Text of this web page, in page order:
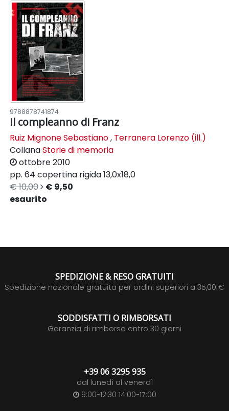
9788878741874
Il compleanno di Franz
Ruiz Mignone Sebastiano, Terranera Lorenzo (ill.)
CollanaStorie di memoria
ottobre 2010
pp. 64 copertina rigida13,0x18,0
€ 10,00
€ 9,50
esaurito
SPEDIZIONE & RESO GRATUITI
Spedizione nazionale gratuita per ordini superiori a 35,00 €
SODDISFATTI O RIMBORSATI
Garanzia di rimborso entro 30 giorni
+39 06 3295 935
dal lunedì al venerdì
9:00-12:30 14:00-17:00